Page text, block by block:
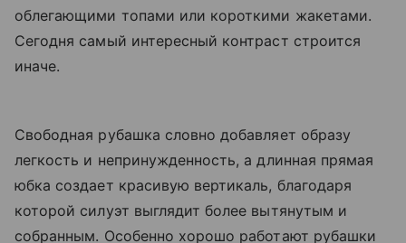
облегающими топами или короткими жакетами.
Сегодня самый интересный контраст строится
иначе.
Свободная рубашка словно добавляет образу
легкость и непринужденность, а длинная прямая
юбка создает красивую вертикаль, благодаря
которой силуэт выглядит более вытянутым и
собранным. Особенно хорошо работают рубашки